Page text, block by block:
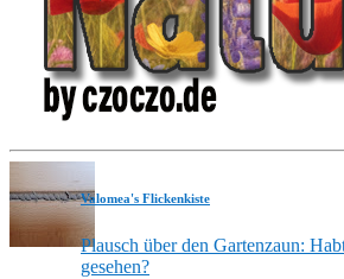
Valomea's Flickenkiste
Plausch über den Gartenzaun:
gesehen?